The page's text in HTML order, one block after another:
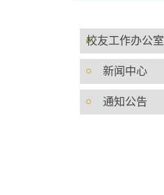
校友工作办公室
新闻中心
通知公告